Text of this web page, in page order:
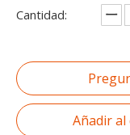
Cantidad:
Añadir